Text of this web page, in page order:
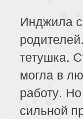
Инджила
тетушка.
могла в
работу.
сильной